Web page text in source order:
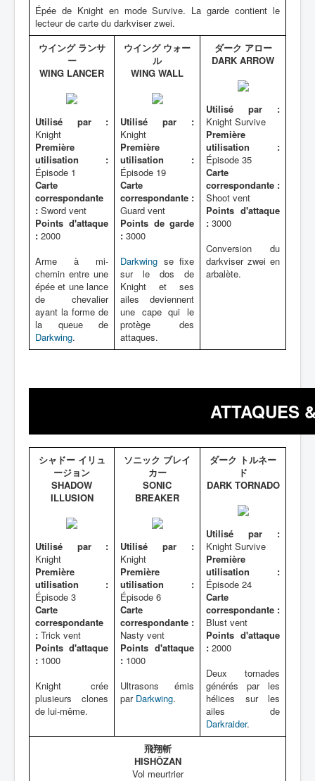
Épée de Knight en mode Survive. La garde contient le
lecteur de carte du darkviser zwei.
ウイング ランサ
ー
WING LANCER
Utilisé par :
Knight
Première
utilisation :
Épisode 1
Carte
correspondante
: Sword vent
Points d'attaque
: 2000
Arme à mi-
chemin entre une
épée et une lance
de chevalier
ayant la forme de
la queue de
Darkwing.
ウイング ウォー
ル
WING WALL
Utilisé par :
Knight
Première
utilisation :
Épisode 19
Carte
correspondante :
Guard vent
Points de garde
: 3000
Darkwing se fixe
sur le dos de
Knight et ses
ailes deviennent
une cape qui le
protège des
attaques.
ダーク アロー
DARK ARROW
Utilisé par :
Knight Survive
Première
utilisation :
Épisode 35
Carte
correspondante :
Shoot vent
Points d'attaque
: 3000
Conversion du
darkviser zwei en
arbalète.
ATTAQUES
シャドー イリュ
ージョン
SHADOW
ILLUSION
Utilisé par :
Knight
Première
utilisation :
Épisode 3
Carte
correspondante
: Trick vent
Points d'attaque
: 1000
Knight crée
plusieurs clones
de lui-même.
ソニック ブレイ
カー
SONIC
BREAKER
Utilisé par :
Knight
Première
utilisation :
Épisode 6
Carte
correspondante :
Nasty vent
Points d'attaque
: 1000
Ultrasons émis
par Darkwing.
ダーク トルネー
ド
DARK TORNADO
Utilisé par :
Knight Survive
Première
utilisation :
Épisode 24
Carte
correspondante :
Blust vent
Points d'attaque
: 2000
Deux tornades
générés par les
hélices sur les
ailes de
Darkraider.
飛翔斬
HISHÔZAN
Vol meurtrier